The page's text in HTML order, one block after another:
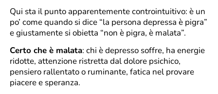
Qui sta il punto apparentemente controintuitivo: è un
po’ come quando si dice “la persona depressa è pigra”
e giustamente si obietta “non è pigra, è malata”.
Certo che è malata: chi è depresso soffre, ha energie
ridotte, attenzione ristretta dal dolore psichico,
pensiero rallentato o ruminante, fatica nel provare
piacere e speranza.